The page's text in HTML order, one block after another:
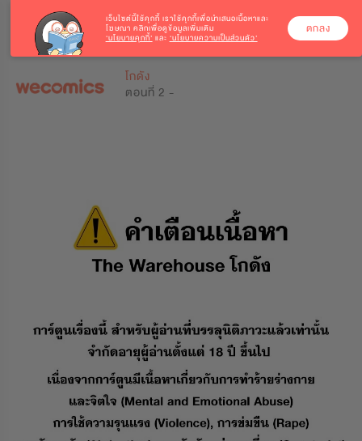
โกดัง
ตอนที่ 2 -
เว็บไซต์นี้ใช้คุกกี้ เราใช้คุกกี้เพื่อนำเสนอเนื้อหาและ
โฆษณา คลิกเพื่อดูข้อมูลเพิ่มเติม
‘นโยบายคุกกี้’ และ ‘นโยบายความเป็นส่วนตัว’
ตกลง